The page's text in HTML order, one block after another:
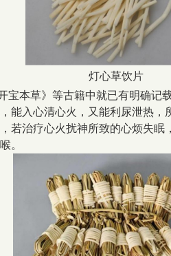
灯心草饮片
宝本草》等古籍中就已有明确记
能入心清心火，又能利尿泄热，
若治疗心火扰神所致的心烦失
。